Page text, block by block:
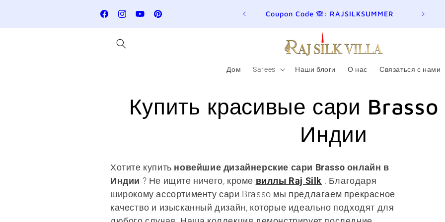
FacebookInstagramYouTubePinterest
Super Saver International Delivery at
checkout!
Coupon Code 🙈: RAJSILKSUMMER
Дом Sarees Наши блоги О нас Связаться с нами
К
л
л
е
Купить красивые сари
Индии
Хотите купить новейшие дизайнерские сари Brasso онлайн в
Индии ? Не ищите ничего, кроме виллы Raj Silk . Благодаря
широкому ассортименту сари Brasso мы предлагаем прекрасное
качество и изысканный дизайн, которые идеально подходят для